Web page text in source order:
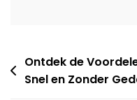
Berichtnavigatie
Ontdek de
Snel en Zonder